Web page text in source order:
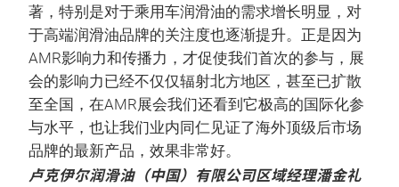
著，特别是对于乘用车润滑油的需求增长明显，对
于高端润滑油品牌的关注度也逐渐提升。正是因为
AMR影响力和传播力，才促使我们首次的参与，展
会的影响力已经不仅仅辐射北方地区，甚至已扩散
至全国，在AMR展会我们还看到它极高的国际化参
与水平，也让我们业内同仁见证了海外顶级后市场
品牌的最新产品，效果非常好。
卢克伊尔润滑油（中国）有限公司区域经理潘金礼